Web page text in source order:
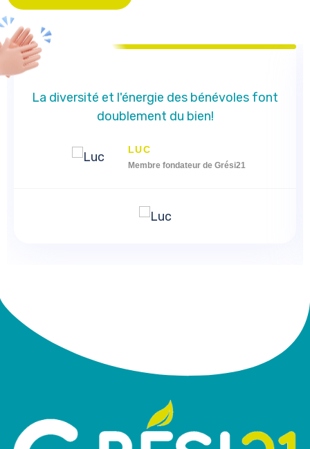
La diversité et l'énergie des bénévoles font
doublement du bien!
LUC
Membre fondateur de Grési21